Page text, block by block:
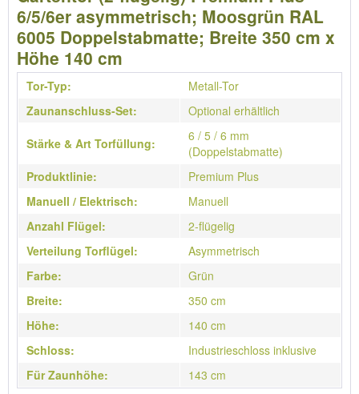
6/5/6er asymmetrisch; Moosgrün RAL
6005 Doppelstabmatte; Breite 350 cm x
Höhe 140 cm
Tor-Typ:
Metall-Tor
Zaunanschluss-Set:
Optional erhältlich
Stärke & Art Torfüllung:
6 / 5 / 6 mm
(Doppelstabmatte)
Produktlinie:
Premium Plus
Manuell / Elektrisch:
Manuell
Anzahl Flügel:
2-flügelig
Verteilung Torflügel:
Asymmetrisch
Farbe:
Grün
Breite:
350 cm
Höhe:
140 cm
Schloss:
Industrieschloss inklusive
Für Zaunhöhe:
143 cm